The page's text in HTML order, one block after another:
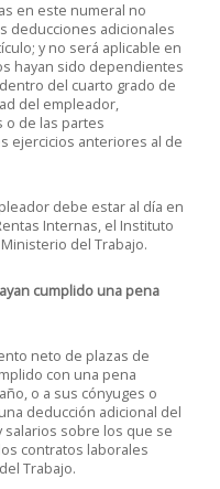
en este numeral no
deducciones adicionales
y no será aplicable en
hayan sido dependientes
del cuarto grado de
del empleador,
o de las partes
ejercicios anteriores al de
debe estar al día en
Internas, el Instituto
del Trabajo.
cumplido una pena
neto de plazas de
con una pena
o a sus cónyuges o
deducción adicional del
salarios sobre los que se
contratos laborales
Trabajo.